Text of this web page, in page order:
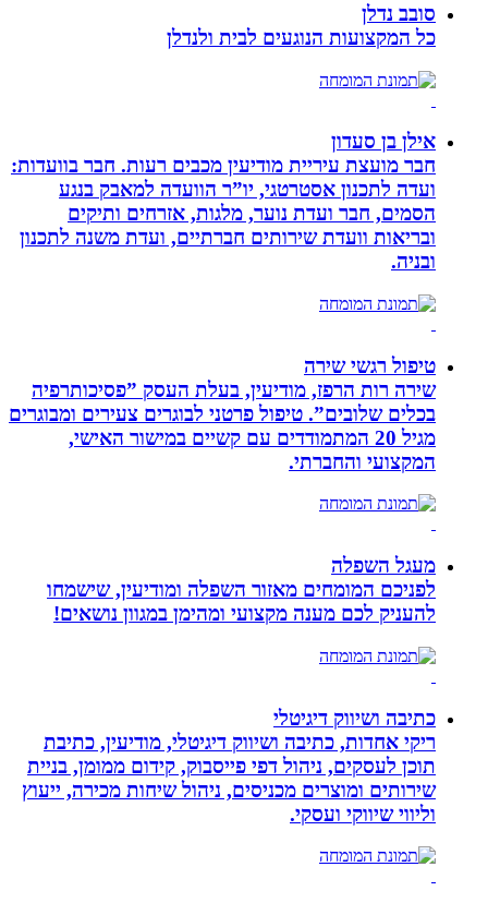
סובב נדלן
כל המקצועות הנוגעים לבית ולנדלן
אילן בן סעדון
חבר מועצת עיריית מודיעין מכבים רעות. חבר בוועדות:
ועדה לתכנון אסטרטגי, יו”ר הוועדה למאבק בנגע
הסמים, חבר ועדת נוער, מלגות, אזרחים ותיקים
ובריאות וועדת שירותים חברתיים, ועדת משנה לתכנון
טיפול רגשי שירה
שירה רות הרפז, מודיעין, בעלת העסק ”פסיכותרפיה
בכלים שלובים”. טיפול פרטני לבוגרים צעירים ומבוגרים
מגיל 20 המתמודדים עם קשיים במישור האישי,
המקצועי והחברתי.
מעגל השפלה
לפניכם המומחים מאזור השפלה ומודיעין, שישמחו
להעניק לכם מענה מקצועי ומהימן במגוון נושאים!
כתיבה ושיווק דיגיטלי
ריקי אחדות, כתיבה ושיווק דיגיטלי, מודיעין, כתיבת
תוכן לעסקים, ניהול דפי פייסבוק, קידום ממומן, בניית
שירותים ומוצרים מכניסים, ניהול שיחות מכירה, ייעוץ
וליווי שיווקי ועסקי.